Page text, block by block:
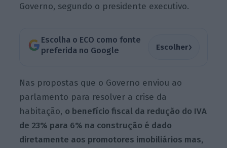
Governo, segundo o presidente executivo.
Escolha o ECO como fonte
preferida no Google
Escolher›
Nas propostas que o Governo enviou ao
parlamento para resolver a crise da
habitação, o benefício fiscal da redução do IVA
de 23% para 6% na construção é dado
diretamente aos promotores imobiliários mas,